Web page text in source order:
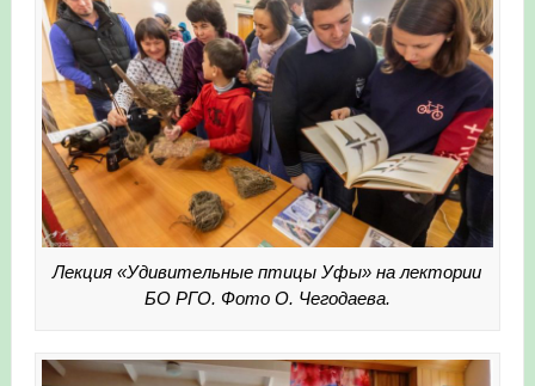
Лекция «Удивительные птицы Уфы» на лектории
БО РГО. Фото О. Чегодаева.